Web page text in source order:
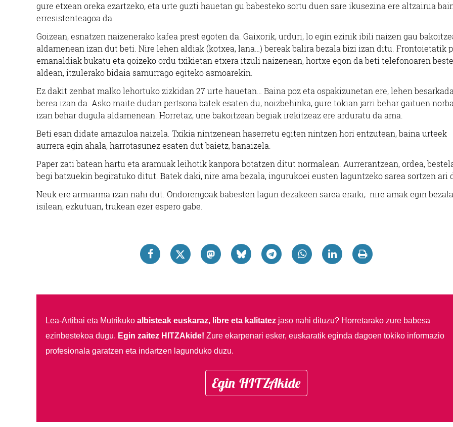
gure etxean oreka ezartzeko, eta urte guzti hauetan gu babesteko sortu duen sare ikusezina ere altzairua
erresistenteagoa da.
Goizean, esnatzen naizenerako kafea prest egoten da. Gaixorik, urduri, lo egin ezinik ibili naizen gau
aldamenean izan dut beti. Nire lehen aldiak (kotxea, lana…) bereak balira bezala bizi izan ditu. Frontoietatik
emanaldiak bukatu eta goizeko ordu txikietan etxera itzuli naizenean, hortxe egon da beti telefonoaren beste
aldean, itzulerako bidaia samurrago egiteko asmoarekin.
Ez dakit zenbat malko lehortuko zizkidan 27 urte hauetan… Baina poz eta ospakizunetan ere, lehen besarkada
berea izan da. Asko maite dudan pertsona batek esaten du, noizbehinka, gure tokian jarri behar gaituen
izan behar dugula aldamenean. Horretaz, une bakoitzean begiak irekitzeaz ere arduratu da ama.
Beti esan didate amazuloa naizela. Txikia nintzenean haserretu egiten nintzen hori entzutean, baina urteek
aurrera egin ahala, harrotasunez esaten dut baietz, banaizela.
Paper zati batean hartu eta aramuak leihotik kanpora botatzen ditut normalean. Aurrerantzean, ordea,
begi batzuekin begiratuko ditut. Batek daki, nire ama bezala, ingurukoei eusten laguntzeko sarea sortzen ari
Neuk ere armiarma izan nahi dut. Ondorengoak babesten lagun dezakeen sarea eraiki; nire amak egin
isilean, ezkutuan, trukean ezer espero gabe.
Lea-Artibai eta Mutrikuko albisteak euskaraz, libre eta kalitatezjaso nahi dituzu? Horretarako zure babesa
ezinbestekoa dugu. Egin zaitez HITZAkide! Zure ekarpenari esker, euskaratik eginda dagoen tokiko informazio
profesionala garatzen eta indartzen lagunduko duzu.
Egin HITZAkide